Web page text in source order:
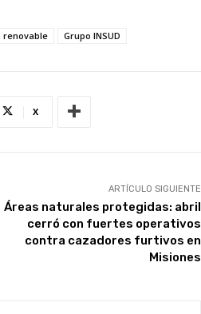
renovable Grupo INSUD
X
ARTÍCULO SIGUIENTE
Áreas naturales protegidas: abril
cerró con fuertes operativos
contra cazadores furtivos en
Misiones